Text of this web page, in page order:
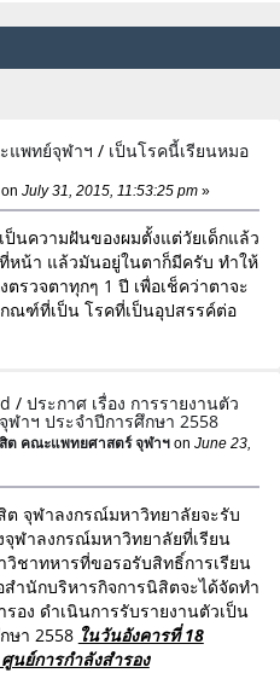
แพทย์จุฬาฯ / เป็นโรคนี้เรียนหมอ
on July 31, 2015, 11:53:25 pm »
นความฝันของผมตั้งแต่วัยเด็กแล้ว
หน้า แล้วมันอยู่ในตาก็มีครับ ทำให้
รวจตาทุกๆ 1 ปี เพื่อเช็คว่าตาจะ
ณฑ์ที่เป็น โรคที่เป็นอุปสรรค์ต่อ
/ประกาศ เรื่อง การรายงานตัว
าฯ ประจำปีการศึกษา 2558
ต คณะแพทยศาสตร์ จุฬาฯ on June 23,
ฬาลงกรณ์มหาวิทยาลัยจะรับ
ฬาลงกรณ์มหาวิทยาลัยที่เรียน
ชาทหารที่ขอรอรับสิทธิ์การเรียน
สำนักบริหารกิจการนิสิตจะได้จัดทำ
อง ดำเนินการรับรายงานตัวเป็น
ษา 2558 ในวันอังคารที่ 18
นย์การกำลังสำรอง